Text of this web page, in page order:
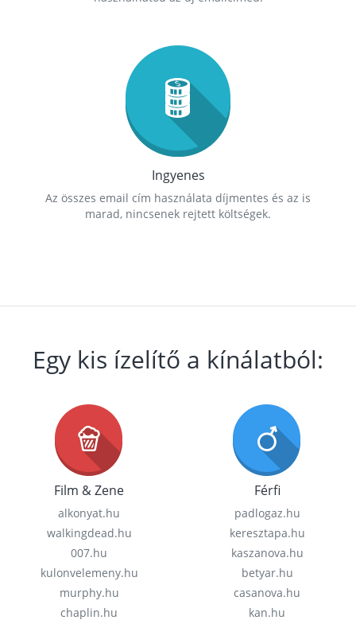
Ingyenes
Az összes email cím használata díjmentes és az is
marad, nincsenek rejtett költségek.
Egy kis ízelítő a kínálatból:
Film & Zene
alkonyat.hu
walkingdead.hu
007.hu
kulonvelemeny.hu
murphy.hu
chaplin.hu
Férfi
padlogaz.hu
keresztapa.hu
kaszanova.hu
betyar.hu
casanova.hu
kan.hu